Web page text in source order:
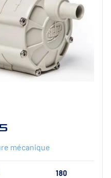
mécanique
180